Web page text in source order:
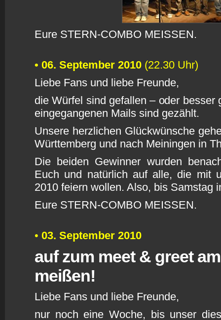
Eure STERN-COMBO MEISSEN.
• 06. September 2010 (22.30 Uhr)
Liebe Fans und liebe Freunde,
die Würfel sind gefallen – oder besser
eingegangenen Mails sind gezählt.
Unsere herzlichen Glückwünsche
Württemberg und nach Meiningen in
Die beiden Gewinner wurden
Euch und natürlich auf alle, die mit
2010 feiern wollen. Also, bis Samstag
Eure STERN-COMBO MEISSEN.
• 03. September 2010
auf zum meet & greet
meißen!
Liebe Fans und liebe Freunde,
nur noch eine Woche, bis unser